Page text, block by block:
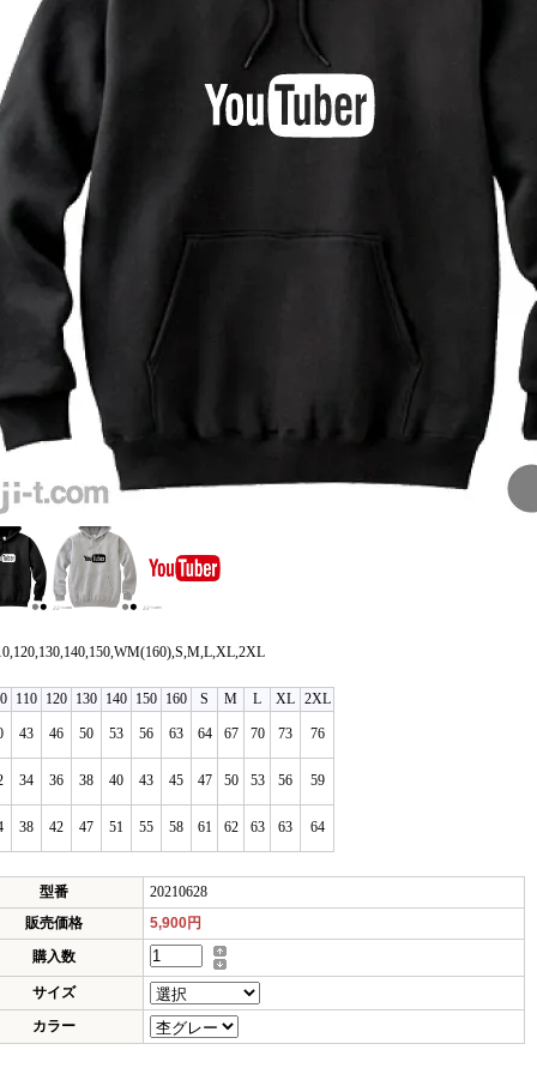
110 120 130 140 150 160 S M L XL 2XL
43 46 50 53 56 63 64 67 70 73 76
34 36 38 40 43 45 47 50 53 56 59
38 42 47 51 55 58 61 62 63 63 64
型番
20210628
販売価格
5,900円
購入数
サイズ
カラー